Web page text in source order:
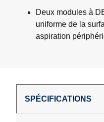
Deux modules à
uniforme de la
aspiration
SPÉCIFICATIONS